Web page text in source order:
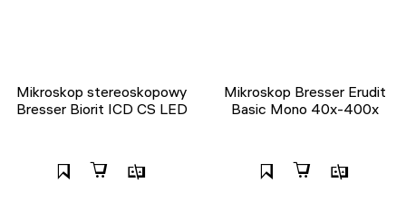
Mikroskop stereoskopowy
Bresser Biorit ICD CS LED
Mikroskop Bresser Erudit
Basic Mono 40x-400x